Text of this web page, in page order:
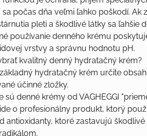
sa počas dňa veľmi ľahko poškodí.
pleti a škodlivé látky sa ľahšie
používanie denného krému
vrstvy a správnu hodnotu pH.
kvalitný denný hydratačný krém?
hydratačný krém určite
účinné zložky.
sú denné krémy od VAGHEGGI
o profesionálny produkt, ktorý
antioxidanty, ktoré zastavujú